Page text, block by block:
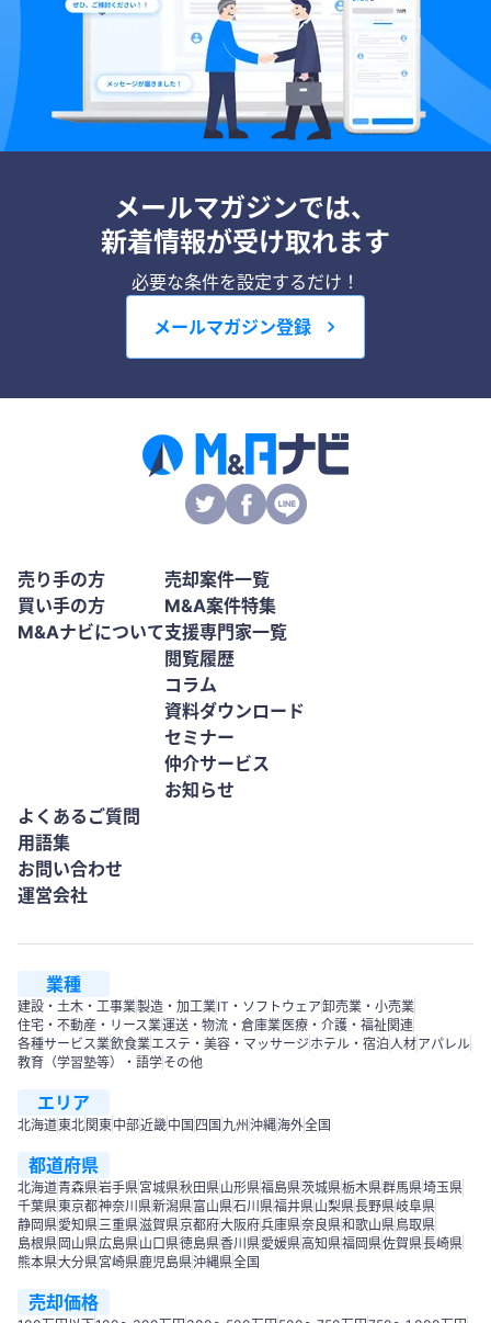
メールマガジンでは、
新着情報が受け取れます
必要な条件を設定するだけ！
メールマガジン登録
売り手の方
買い手の方
M&Aナビについて
売却案件一覧
M&A案件特集
支援専門家一覧
閲覧履歴
コラム
資料ダウンロード
セミナー
仲介サービス
お知らせ
よくあるご質問
用語集
お問い合わせ
運営会社
業種
建設・土木・工事業製造・加工業IT・ソフトウェア卸売業・小売業
住宅・不動産・リース業運送・物流・倉庫業医療・介護・福祉関連
各種サービス業飲食業エステ・美容・マッサージ ホテル・宿泊 人材アパレル
教育（学習塾等）・語学その他
エリア
北海道東北関東中部近畿中国 四国 九州沖縄海外全国
都道府県
北海道青森県岩手県宮城県秋田県山形県福島県茨城県栃木県群馬県埼玉県
千葉県東京都神奈川県新潟県富山県石川県福井県山梨県長野県岐阜県
静岡県愛知県三重県滋賀県京都府大阪府兵庫県奈良県和歌山県鳥取県
島根県岡山県広島県山口県徳島県香川県愛媛県高知県福岡県佐賀県長崎県
熊本県大分県宮崎県鹿児島県沖縄県全国
売却価格